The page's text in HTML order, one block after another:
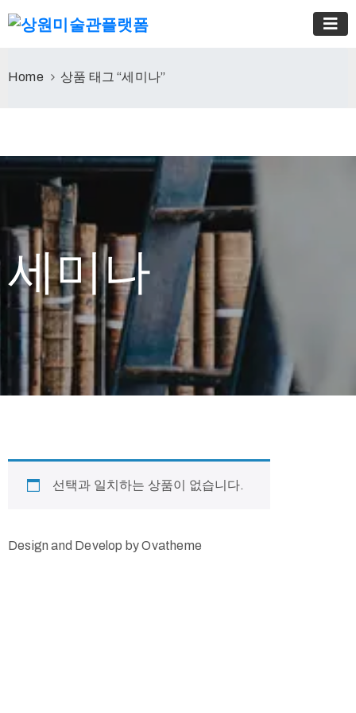
Home 상품 태그 “세미나”
세미나
선택과 일치하는 상품이 없습니다.
Design and Develop by Ovatheme